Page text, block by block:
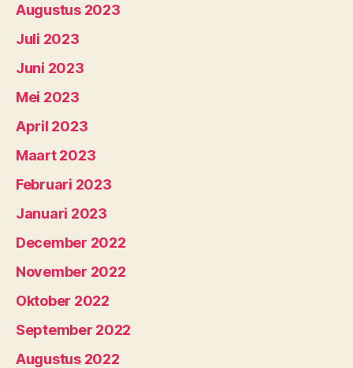
Augustus 2023
Juli 2023
Juni 2023
Mei 2023
April 2023
Maart 2023
Februari 2023
Januari 2023
December 2022
November 2022
Oktober 2022
September 2022
Augustus 2022